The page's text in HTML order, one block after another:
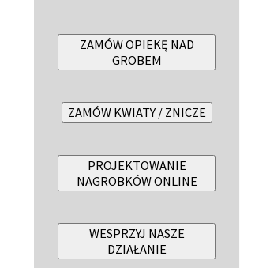
ZAMÓW OPIEKĘ NAD
GROBEM
ZAMÓW KWIATY / ZNICZE
PROJEKTOWANIE
NAGROBKÓW ONLINE
WESPRZYJ NASZE
DZIAŁANIE